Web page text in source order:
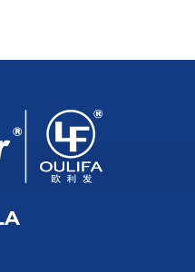
para
Válvulas